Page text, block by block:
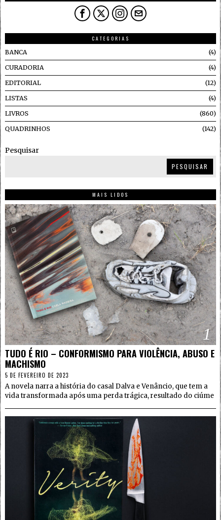
CATEGORIAS
BANCA
4
CURADORIA 4
EDITORIAL 12
LISTAS 4
LIVROS 860
QUADRINHOS 142
Pesquisar
PESQUISAR
MAIS LIDOS
1
TUDO É RIO – CONFORMISMO PARA VIOLÊNCIA, ABUSO E
MACHISMO
5 DE FEVEREIRO DE 2023
A novela narra a história do casal Dalva e Venâncio, que tem a
vida transformada após uma perda trágica, resultado do ciúme